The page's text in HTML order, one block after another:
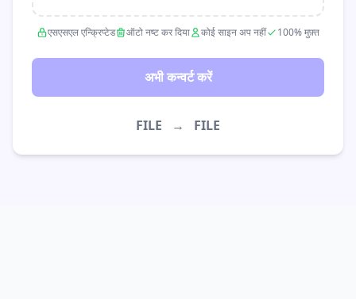
एसएसएल एन्क्रिप्टेड ऑटो नष्ट कर दिया कोई साइन अप नहीं 100% मुफ़्त
अभी कन्वर्ट करें
FILE → FILE